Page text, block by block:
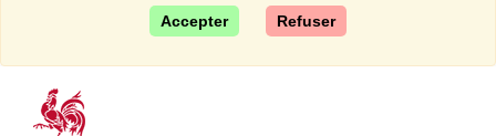
Accepter Refuser